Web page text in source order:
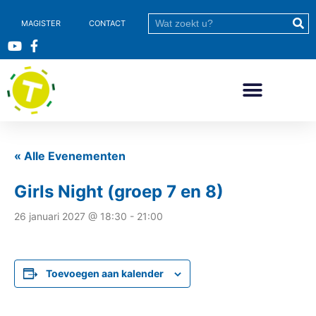
MAGISTER CONTACT
« Alle Evenementen
Girls Night (groep 7 en 8)
26 januari 2027 @ 18:30 - 21:00
Toevoegen aan kalender